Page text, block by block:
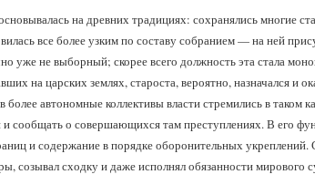
на древних традициях: сохранялись многие
все более узким по составу собранием — на ней
не выборный; скорее всего должность эта стала
на царских землях, староста, вероятно, назначался и
автономные коллективы власти стремились в таком
сообщать о совершающихся там преступлениях. В его
и содержание в порядке оборонительных
созывал сходку и даже исполнял обязанности мирового